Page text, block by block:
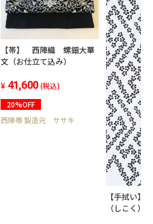
【帯】 西陣織 螺鈿大華
文（お仕立て込み）
41,600 (税込)
20%OFF
西陣帯 製造元 ササキ
【手拭い】
（しこく）